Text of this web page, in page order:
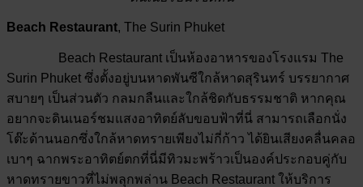
Beach Restaurant, The Surin Phuket
​ Beach Restaurant เป็นห้องอาหารของโรงแรม The
Surin Phuket ซึ่งตั้งอยู่บนหาดพันซีใกล้หาดสุรินทร์ บรรยากาศ
สบายๆ เป็นส่วนตัว กลมกลืนและใกล้ชิดกับธรรมชาติ หากคุณ
อยากจะดินเนอร์ชมแสงอาทิตย์ลับขอบฟ้าที่นี่ สามารถเลือกนั่ง
โต๊ะด้านนอกซึ่งใกล้หาดทรายเพียงไม่กี่ก้าว ได้ยินเสียงคลื่นคลอ
เบาๆ ฉากพระอาทิตย์ตกที่นี่มีทิวมะพร้าวเป็นองค์ประกอบคู่กับ
หาดทรายขาวที่ไม่พลุกพล่าน Beach Restaurant ให้บริการ